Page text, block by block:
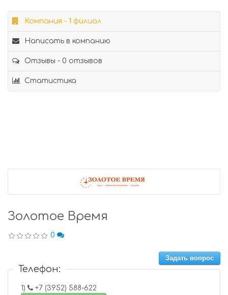
Компания - 1 филиал
Написать в компанию
Отзывы - 0 отзывов
Статистика
Золотое Время
0
Задать вопрос
Телефон:
1)
+7 (3952) 588-622